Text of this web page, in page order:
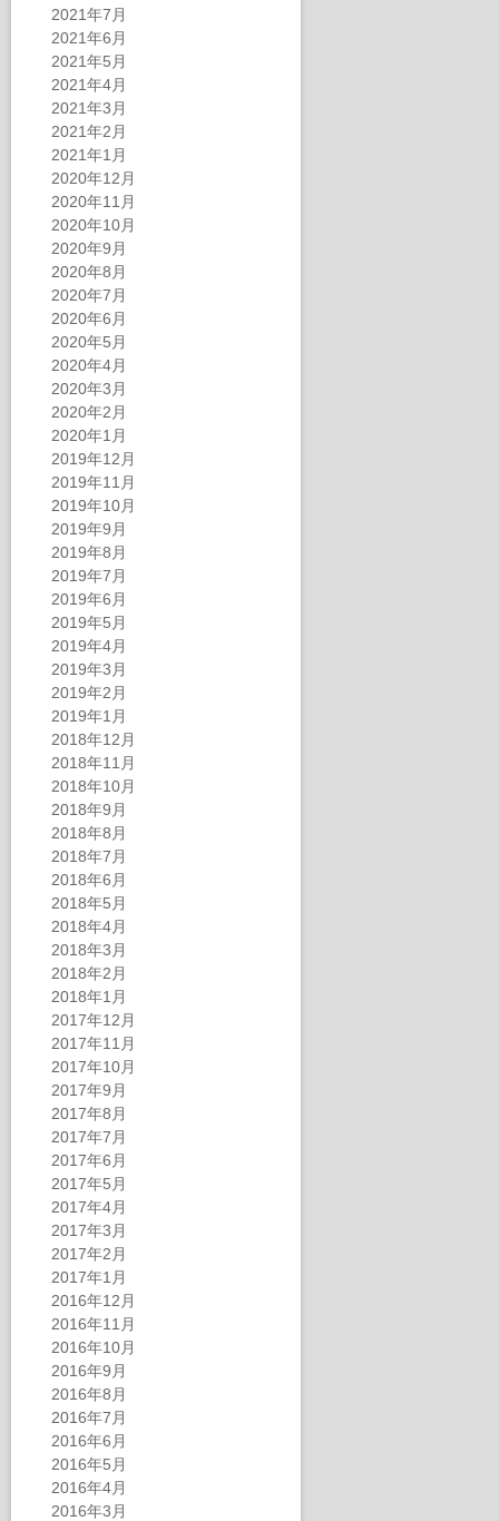
2021年7月
2021年6月
2021年5月
2021年4月
2021年3月
2021年2月
2021年1月
2020年12月
2020年11月
2020年10月
2020年9月
2020年8月
2020年7月
2020年6月
2020年5月
2020年4月
2020年3月
2020年2月
2020年1月
2019年12月
2019年11月
2019年10月
2019年9月
2019年8月
2019年7月
2019年6月
2019年5月
2019年4月
2019年3月
2019年2月
2019年1月
2018年12月
2018年11月
2018年10月
2018年9月
2018年8月
2018年7月
2018年6月
2018年5月
2018年4月
2018年3月
2018年2月
2018年1月
2017年12月
2017年11月
2017年10月
2017年9月
2017年8月
2017年7月
2017年6月
2017年5月
2017年4月
2017年3月
2017年2月
2017年1月
2016年12月
2016年11月
2016年10月
2016年9月
2016年8月
2016年7月
2016年6月
2016年5月
2016年4月
2016年3月